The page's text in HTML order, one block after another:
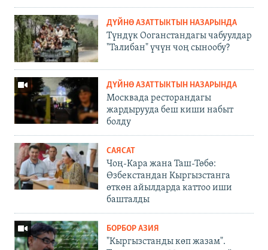
ДҮЙНӨ АЗАТТЫКТЫН НАЗАРЫНДА
Түндүк Ооганстандагы чабуулдар
"Талибан" үчүн чоң сынообу?
ДҮЙНӨ АЗАТТЫКТЫН НАЗАРЫНДА
Москвада ресторандагы
жардырууда беш киши набыт
болду
САЯСАТ
Чоң-Кара жана Таш-Төбө:
Өзбекстандан Кыргызстанга
өткөн айылдарда каттоо иши
башталды
БОРБОР АЗИЯ
"Кыргызстанды көп жазам".